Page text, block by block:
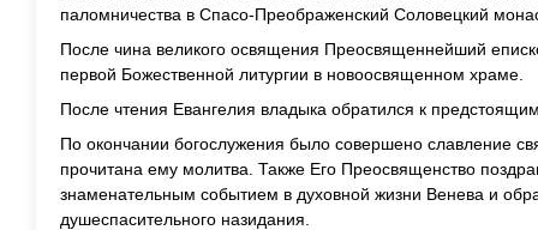
паломничества в Спасо-Преображенский Соловецкий
После чина великого освящения Преосвященнейший
первой Божественной литургии в новоосвященном храме.
После чтения Евангелия владыка обратился к
По окончании богослужения было совершено славление
прочитана ему молитва. Также Его Преосвященство
знаменательным событием в духовной жизни Венева и
душеспасительного назидания.